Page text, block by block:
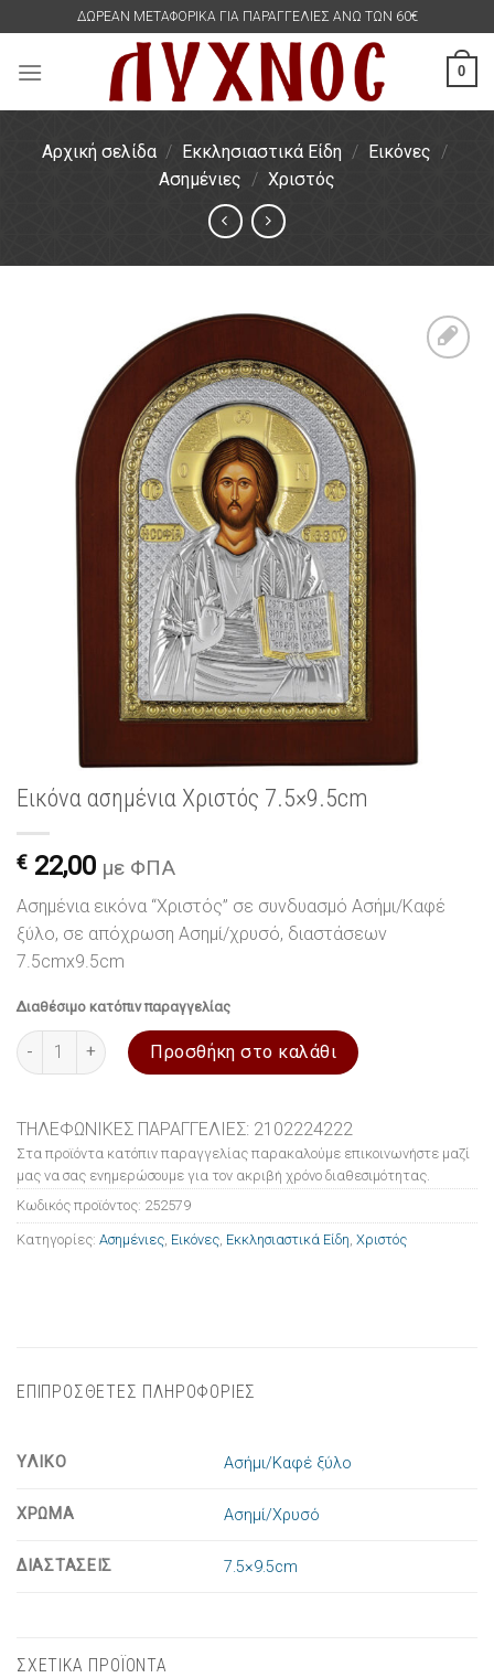
content
ΔΩΡΕΑΝ ΜΕΤΑΦΟΡΙΚΑ ΓΙΑ ΠΑΡΑΓΓΕΛΙΕΣ ΑΝΩ ΤΩΝ 60€
0
Αρχική σελίδα / Εκκλησιαστικά Είδη / Εικόνες /
Ασημένιες / Χριστός
επιθυμιών
Εικόνα ασημένια Χριστός 7.5×9.5cm
€ 22,00 με ΦΠΑ
Ασημένια εικόνα “Χριστός” σε συνδυασμό Ασήμι/Καφέ
ξύλο, σε απόχρωση Ασημί/χρυσό, διαστάσεων
7.5cmx9.5cm
Διαθέσιμο κατόπιν παραγγελίας
Εικόνα ασημένια Χριστός 7.5x9.5cm ποσότητα
Προσθήκη στο καλάθι
ΤΗΛΕΦΩΝΙΚΕΣ ΠΑΡΑΓΓΕΛΙΕΣ: 2102224222
Στα προϊόντα κατόπιν παραγγελίας παρακαλούμε επικοινωνήστε μαζί
μας να σας ενημερώσουμε για τον ακριβή χρόνο διαθεσιμότητας.
Κωδικός προϊόντος: 252579
Κατηγορίες: Ασημένιες Εικόνες Εκκλησιαστικά Είδη Χριστός
ΕΠΙΠΡΟΣΘΕΤΕΣ ΠΛΗΡΟΦΟΡΙΕΣ
ΥΛΙΚΟ Ασήμι/Καφέ ξύλο
ΧΡΩΜΑ Ασημί/Χρυσό
ΔΙΑΣΤΑΣΕΙΣ 7.5×9.5cm
ΣΧΕΤΙΚΑ ΠΡΟΪΟΝΤΑ